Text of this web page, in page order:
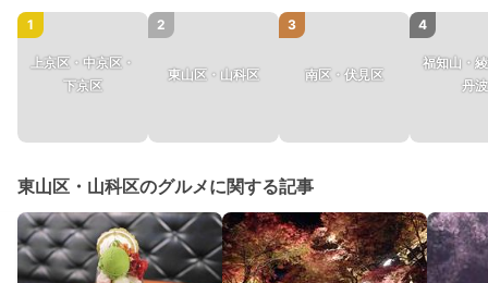
1
上京区・中京区・
下京区
2
東山区・山科区
3
南区・伏見区
4
福知山・
丹波
東山区・山科区のグルメに関する記事